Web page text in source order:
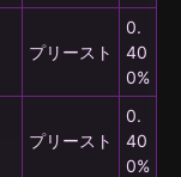
プリースト
0.
40
0%
プリースト
0.
40
0%